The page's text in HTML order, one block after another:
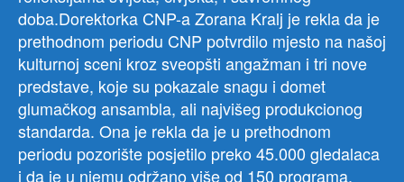
doba.Dorektorka CNP-a Zorana Kralj je rekla da je
prethodnom periodu CNP potvrdilo mjesto na našoj
kulturnoj sceni kroz sveopšti angažman i tri nove
predstave, koje su pokazale snagu i domet
glumačkog ansambla, ali najvišeg produkcionog
standarda. Ona je rekla da je u prethodnom
periodu pozorište posjetilo preko 45.000 gledalaca
i da je u njemu održano više od 150 programa.